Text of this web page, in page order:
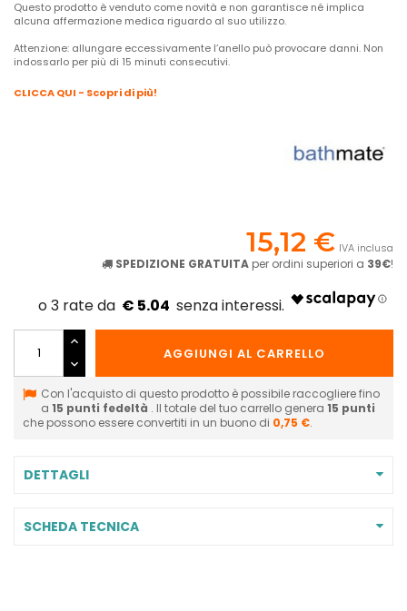
Questo prodotto è venduto come novità e non garantisce né implica
alcuna affermazione medica riguardo al suo utilizzo.
Attenzione: allungare eccessivamente l’anello può provocare danni. Non
indossarlo per più di 15 minuti consecutivi.
CLICCA QUI - Scopri di più!
15,12 € IVA inclusa
SPEDIZIONE GRATUITA per ordini superiori a 39€!
€ 5.04
AGGIUNGI AL CARRELLO
Con l'acquisto di questo prodotto è possibile raccogliere fino
a 15 punti fedeltà . Il totale del tuo carrello genera 15 punti
che possono essere convertiti in un buono di 0,75 €.
DETTAGLI
SCHEDA TECNICA